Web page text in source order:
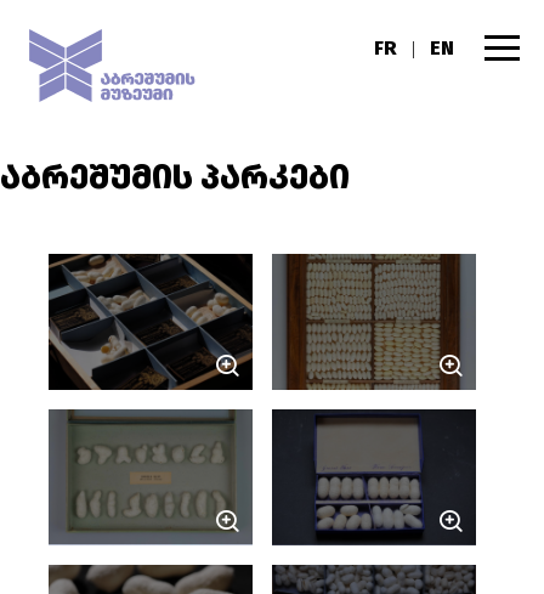
FR | EN
ᲐᲑᲠᲔᲨᲣᲛᲘᲡ ᲞᲐᲠᲙᲔᲑᲘ